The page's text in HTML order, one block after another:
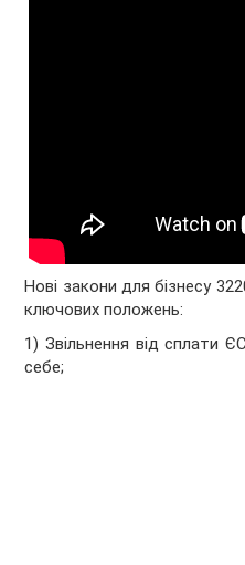
Нові закони для бізнесу
ключових положень:
1) Звільнення від сплати
себе;